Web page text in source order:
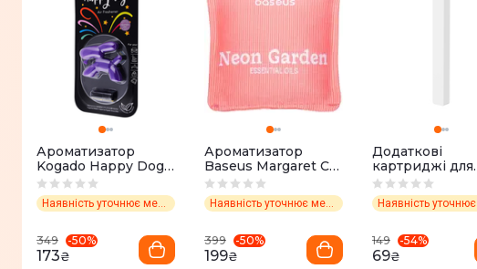
Ароматизатор
Kogado Happy Dog
(new car)
Наявність уточнює менеджер
349 -50%
173₴
Ароматизатор
Baseus Margaret Car
Air Freshener (Neon
Garden) (pink)
Наявність уточнює менеджер
399 -50%
199₴
Додаткові
картриджі для
ароматизатора
Baseus Metal
(rose) SUXUN-
149 -54%
69₴